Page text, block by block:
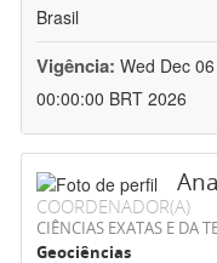
Brasil
Vigência: Wed Dec
00:00:00 BRT 2026
COORDENADOR(A)
CIÊNCIAS EXATAS E DA
Geociências